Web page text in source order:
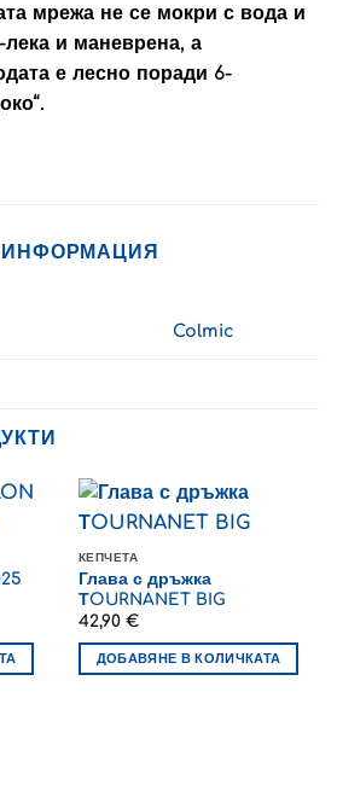
мрежа не се мокри с вода и
и маневрена, а
е лесно поради 6-
Colmic
КЕПЧЕТА
Глава с дръжка
ТOURNANET BIG
42,90 €
ДОБАВЯНЕ В КОЛИЧКАТА